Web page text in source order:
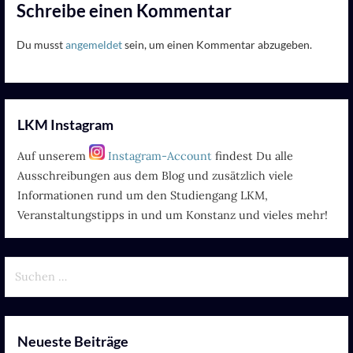
Schreibe einen Kommentar
Du musstangemeldetsein, um einen Kommentar abzugeben.
LKM Instagram
Auf unserem Instagram-Account findest Du alle
Ausschreibungen aus dem Blog und zusätzlich viele
Informationen rund um den Studiengang LKM,
Veranstaltungstipps in und um Konstanz und vieles mehr!
Neueste Beiträge